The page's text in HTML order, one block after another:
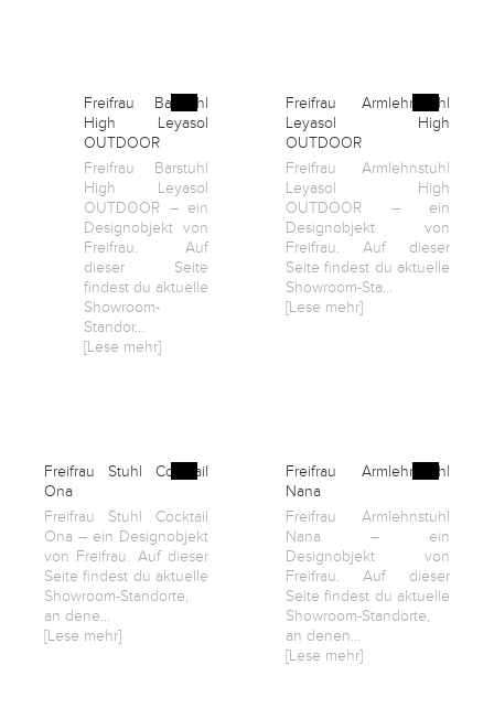
Facebook
Twitter
Pinterest
Instagram
Deutsch
Freifrau Barstuhl
High Leyasol
OUTDOOR
Freifrau Barstuhl
High Leyasol
OUTDOOR – ein
Designobjekt von
Freifrau. Auf
dieser Seite
findest du aktuelle
Showroom-
Standor...
[Lese mehr]
Freifrau Armlehnstuhl
Leyasol High
OUTDOOR
Freifrau Armlehnstuhl
Leyasol High
OUTDOOR – ein
Designobjekt von
Freifrau. Auf dieser
Seite findest du aktuelle
Showroom-Sta...
[Lese mehr]
Freifrau Stuhl Cocktail
Ona
Freifrau Stuhl Cocktail
Ona – ein Designobjekt
von Freifrau. Auf dieser
Seite findest du aktuelle
Showroom-Standorte,
an dene...
[Lese mehr]
Freifrau Armlehnstuhl
Nana
Freifrau Armlehnstuhl
Nana – ein
Designobjekt von
Freifrau. Auf dieser
Seite findest du aktuelle
Showroom-Standorte,
an denen...
[Lese mehr]